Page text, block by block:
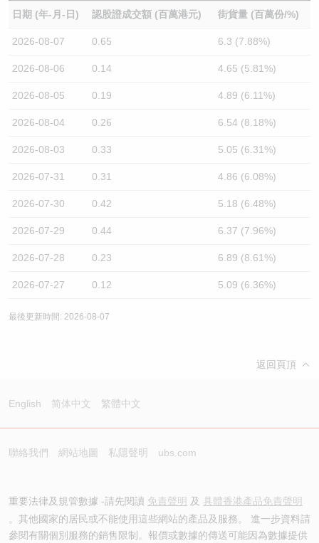
日期 (年-月-日) 認股證成交額 (百萬港元) 街貨量 (百萬份/%)
2026-08-07 0.65 6.3 (7.88%)
2026-08-06 0.14 4.65 (5.81%)
2026-08-05 0.19 4.89 (6.11%)
2026-08-04 0.26 6.54 (8.18%)
2026-08-03 0.33 5.05 (6.31%)
2026-07-31 0.31 4.86 (6.08%)
2026-07-30 0.42 5.18 (6.48%)
2026-07-29 0.44 6.37 (7.96%)
2026-07-28 0.23 6.89 (8.61%)
2026-07-27 0.12 5.09 (6.36%)
最後更新時間: 2026-08-07
返回頁頂
English 简体中文 繁體中文
聯絡我們 網站地圖 私隱聲明 ubs.com
重要法律及規管數據 -請先閱讀 免責聲明 及 具體香港產品免責聲明
。其他國家的居民或不能使用這些網站的產品及服務。 進一步資料請
參閱有關個別服務的銷售限制。報價或數據的傳送可能因為數據提供